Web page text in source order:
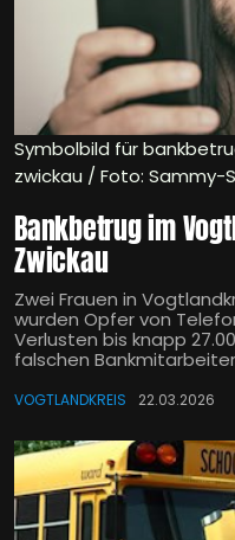
Symbolbild für
zwickau / Foto: Sammy-
Bankbetrug im
Zwickau
Zwei Frauen in
wurden Opfer von
Verlusten bis knapp
falschen
VOGTLANDKREIS 22.03.2026